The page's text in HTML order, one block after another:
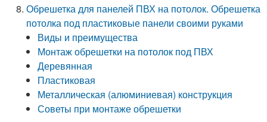
Обрешетка для панелей ПВХ на потолок. Обрешетка
потолка под пластиковые панели своими руками
Виды и преимущества
Монтаж обрешетки на потолок под ПВХ
Деревянная
Пластиковая
Металлическая (алюминиевая) конструкция
Советы при монтаже обрешетки